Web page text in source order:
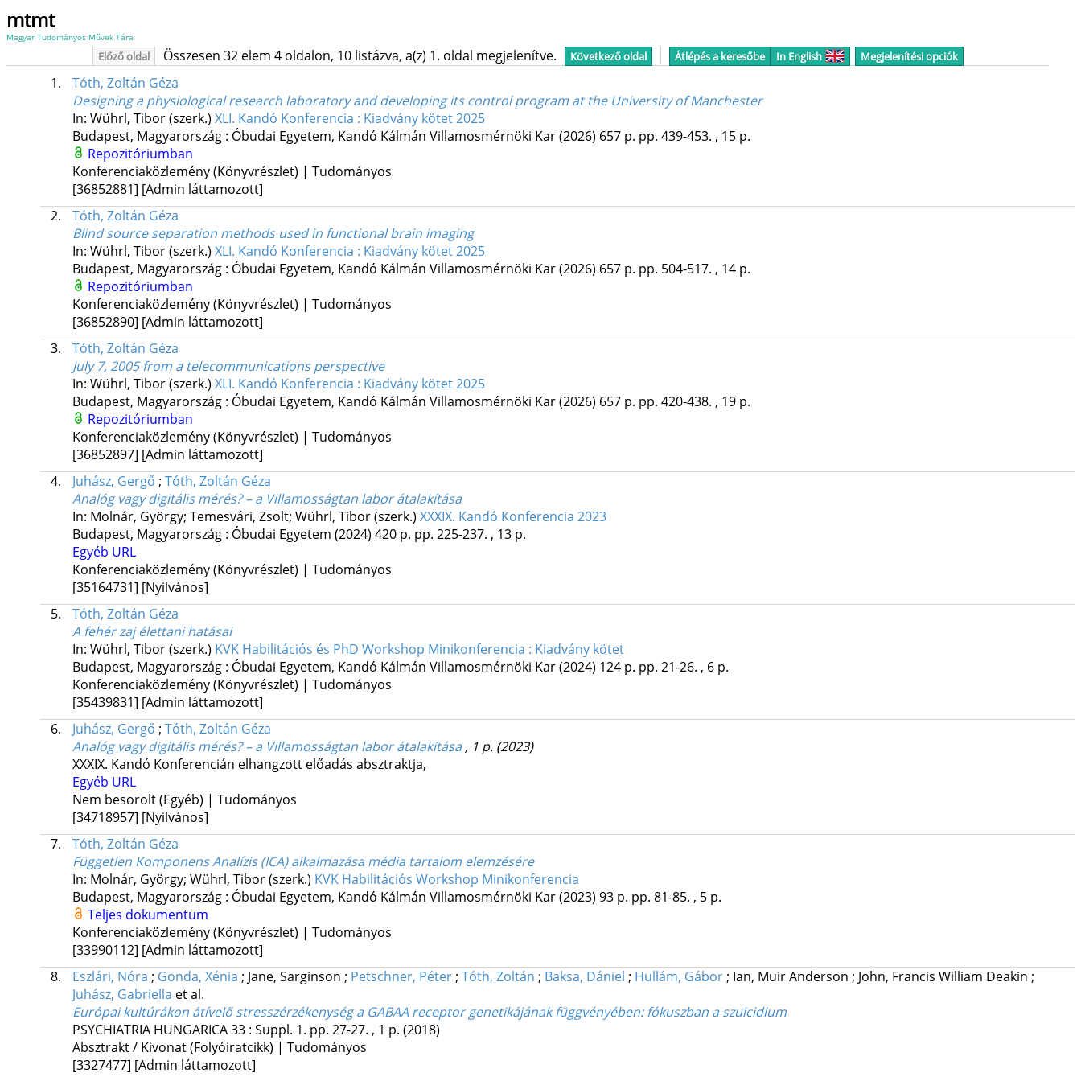
mtmt
Magyar Tudományos Művek Tára
Előző oldal Összesen 32 elem 4 oldalon, 10 listázva, a(z) 1. oldal megjelenítve. Következő oldal Átlépés a keresőbe In English Megjelenítési opciók
1.
Tóth, Zoltán Géza
Designing a physiological research laboratory and developing its control program at the University of Manchester
In: Wührl, Tibor (szerk.) XLI. Kandó Konferencia : Kiadvány kötet 2025
Budapest, Magyarország : Óbudai Egyetem, Kandó Kálmán Villamosmérnöki Kar(2026) 657 p. pp. 439-453. , 15 p.
Repozitóriumban
Konferenciaközlemény (Könyvrészlet) | Tudományos
[36852881] [Admin láttamozott]
2.
Tóth, Zoltán Géza
Blind source separation methods used in functional brain imaging
In: Wührl, Tibor (szerk.) XLI. Kandó Konferencia : Kiadvány kötet 2025
Budapest, Magyarország : Óbudai Egyetem, Kandó Kálmán Villamosmérnöki Kar(2026) 657 p. pp. 504-517. , 14 p.
Repozitóriumban
Konferenciaközlemény (Könyvrészlet) | Tudományos
[36852890] [Admin láttamozott]
3.
Tóth, Zoltán Géza
July 7, 2005 from a telecommunications perspective
In: Wührl, Tibor (szerk.) XLI. Kandó Konferencia : Kiadvány kötet 2025
Budapest, Magyarország : Óbudai Egyetem, Kandó Kálmán Villamosmérnöki Kar(2026) 657 p. pp. 420-438. , 19 p.
Repozitóriumban
Konferenciaközlemény (Könyvrészlet) | Tudományos
[36852897] [Admin láttamozott]
4.
Juhász, Gergő ; Tóth, Zoltán Géza
Analóg vagy digitális mérés? – a Villamosságtan labor átalakítása
In: Molnár, György; Temesvári, Zsolt; Wührl, Tibor (szerk.) XXXIX. Kandó Konferencia 2023
Budapest, Magyarország : Óbudai Egyetem (2024) 420 p. pp. 225-237. , 13 p.
Egyéb URL
Konferenciaközlemény (Könyvrészlet) | Tudományos
[35164731] [Nyilvános]
5.
Tóth, Zoltán Géza
A fehér zaj élettani hatásai
In: Wührl, Tibor (szerk.) KVK Habilitációs és PhD Workshop Minikonferencia : Kiadvány kötet
Budapest, Magyarország : Óbudai Egyetem, Kandó Kálmán Villamosmérnöki Kar(2024) 124 p. pp. 21-26. , 6 p.
Konferenciaközlemény (Könyvrészlet) | Tudományos
[35439831] [Admin láttamozott]
6.
Juhász, Gergő ; Tóth, Zoltán Géza
Analóg vagy digitális mérés? – a Villamosságtan labor átalakítása, 1 p. (2023)
XXXIX. Kandó Konferencián elhangzott előadás absztraktja,
Egyéb URL
Nem besorolt (Egyéb) | Tudományos
[34718957] [Nyilvános]
7.
Tóth, Zoltán Géza
Független Komponens Analízis (ICA) alkalmazása média tartalom elemzésére
In: Molnár, György; Wührl, Tibor (szerk.) KVK Habilitációs Workshop Minikonferencia
Budapest, Magyarország : Óbudai Egyetem, Kandó Kálmán Villamosmérnöki Kar(2023) 93 p. pp. 81-85. , 5 p.
Teljes dokumentum
Konferenciaközlemény (Könyvrészlet) | Tudományos
[33990112] [Admin láttamozott]
8.
Eszlári, Nóra ; Gonda, Xénia ; Jane, Sarginson ; Petschner, Péter; Tóth, Zoltán ; Baksa, Dániel ; Hullám, Gábor; Ian, Muir Anderson ; John, Francis William Deakin ;
Juhász, Gabriella et al.
Európai kultúrákon átívelő stresszérzékenység a GABAA receptor genetikájának függvényében: fókuszban a szuicidium
PSYCHIATRIA HUNGARICA33: Suppl. 1. pp. 27-27. , 1 p. (2018)
Absztrakt / Kivonat (Folyóiratcikk) | Tudományos
[3327477] [Admin láttamozott]